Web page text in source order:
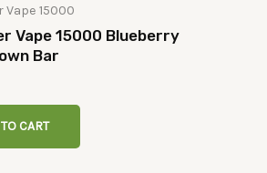
Vape 15000
Vape 15000 Blueberry
Bar
CART